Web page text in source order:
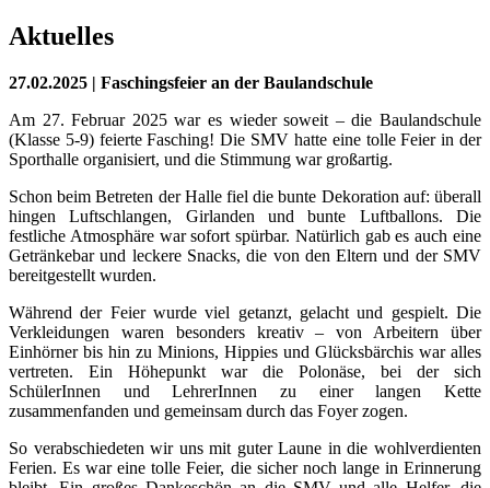
Aktuelles
27.02.2025 | Faschingsfeier an der Baulandschule
Am 27. Februar 2025 war es wieder soweit – die Baulandschule
(Klasse 5-9) feierte Fasching! Die SMV hatte eine tolle Feier in der
Sporthalle organisiert, und die Stimmung war großartig.
Schon beim Betreten der Halle fiel die bunte Dekoration auf: überall
hingen Luftschlangen, Girlanden und bunte Luftballons. Die
festliche Atmosphäre war sofort spürbar. Natürlich gab es auch eine
Getränkebar und leckere Snacks, die von den Eltern und der SMV
bereitgestellt wurden.
Während der Feier wurde viel getanzt, gelacht und gespielt. Die
Verkleidungen waren besonders kreativ – von Arbeitern über
Einhörner bis hin zu Minions, Hippies und Glücksbärchis war alles
vertreten. Ein Höhepunkt war die Polonäse, bei der sich
SchülerInnen und LehrerInnen zu einer langen Kette
zusammenfanden und gemeinsam durch das Foyer zogen.
So verabschiedeten wir uns mit guter Laune in die wohlverdienten
Ferien. Es war eine tolle Feier, die sicher noch lange in Erinnerung